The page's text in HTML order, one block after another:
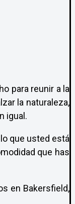
para reunir a la
la naturaleza,
igual.
que usted está
que has
en Bakersfield,